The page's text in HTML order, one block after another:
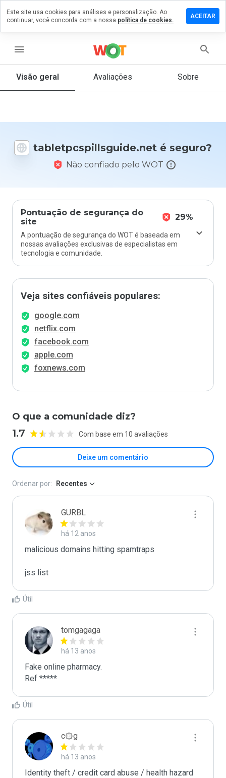
menu
Visão geral Avaliações Sobre
tabletpcspillsguide.net é seguro?
Não confiado pelo WOT
Pontuação de segurança do
site
29%
A pontuação de segurança do WOT é baseada em
nossas avaliações exclusivas de especialistas em
tecnologia e comunidade.
Veja sites confiáveis populares:
google.com
netflix.com
facebook.com
apple.com
foxnews.com
O que a comunidade diz?
1.7 Com base em 10 avaliações
Deixe um comentário
comentário
De 1
nota
daria
este
Ordenar por: Recentes
GURBL
há 12 anos
malicious domains hitting spamtraps
jss list
Útil
tomgagaga
há 13 anos
Fake online pharmacy.
Ref *****
Útil
c۞g
há 13 anos
Identity theft / credit card abuse / health hazard
Este site usa cookies para análises e personalização. Ao
continuar, você concorda com a nossa política de cookies.
ACEITAR